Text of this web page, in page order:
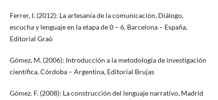
Ferrer, I. (2012): La artesanía de la comunicación, Diálogo,
escucha y lenguaje en la etapa de 0 – 6, Barcelona – España,
Editorial Graó
Gómez, M. (2006): Introducción a la metodología de investigación
científica, Córdoba – Argentina, Editorial Brujas
Gómez. F. (2008): La construcción del lenguaje narrativo, Madrid